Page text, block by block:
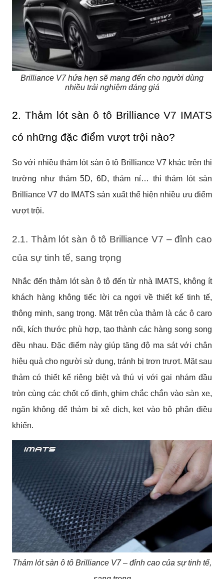
Brilliance V7 hứa hẹn sẽ mang đến cho người dùng
nhiều trải nghiệm đáng giá
2. Thảm lót sàn ô tô Brilliance V7 IMATS
có những đặc điểm vượt trội nào?
So với nhiều thảm lót sàn ô tô Brilliance V7 khác trên thị
trường như thảm 5D, 6D, thảm nỉ… thì thảm lót sàn
Brilliance V7 do IMATS sản xuất thể hiện nhiều ưu điểm
vượt trội.
2.1. Thảm lót sàn ô tô Brilliance V7 – đỉnh cao
của sự tinh tế, sang trọng
Nhắc đến thảm lót sàn ô tô đến từ nhà IMATS, không ít
khách hàng không tiếc lời ca ngợi về thiết kế tinh tế,
thông minh, sang trọng. Mặt trên của thảm là các ô caro
nổi, kích thước phù hợp, tạo thành các hàng song song
đều nhau. Đặc điểm này giúp tăng độ ma sát với chân
hiệu quả cho người sử dụng, tránh bị trơn trượt. Mặt sau
thảm có thiết kế riêng biệt và thú vị với gai nhám đầu
tròn cùng các chốt cố định, ghim chắc chắn vào sàn xe,
ngăn không để thảm bị xê dịch, kẹt vào bộ phận điều
khiển.
Thảm lót sàn ô tô Brilliance V7 – đỉnh cao của sự tinh tế,